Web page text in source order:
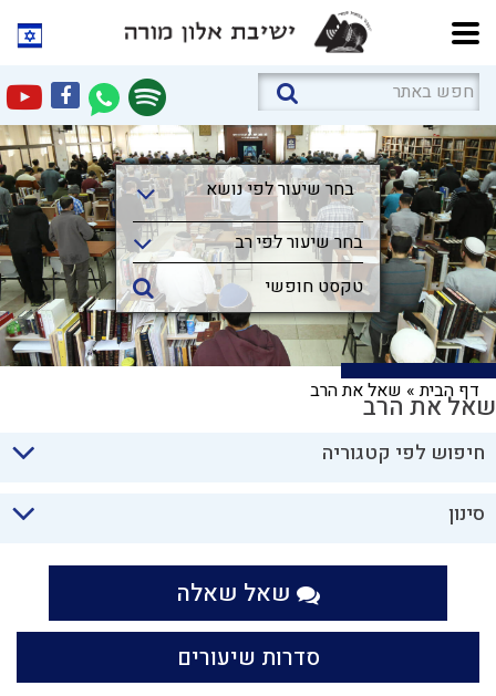
בחר שיעור לפי נושא
בחר שיעור לפי נושא
בחר שיעור לפי רב
דף הבית» שאל את הרבשאל את הרב
חיפוש לפי קטגוריה
סינון
שאל שאלה
סדרות שיעורים